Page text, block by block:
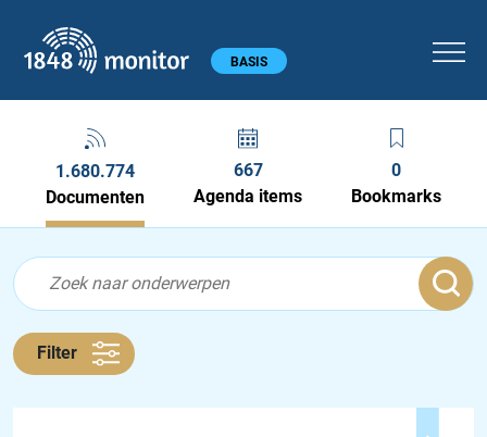
Hoofdmenu BASIS
1.680.774
Documenten
667
Agenda items
0
Bookmarks
Documenten feed
Feed
Filter